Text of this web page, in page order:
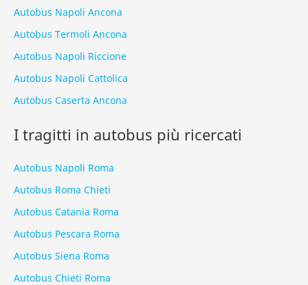
Autobus Napoli Ancona
Autobus Termoli Ancona
Autobus Napoli Riccione
Autobus Napoli Cattolica
Autobus Caserta Ancona
I tragitti in autobus più ricercati
Autobus Napoli Roma
Autobus Roma Chieti
Autobus Catania Roma
Autobus Pescara Roma
Autobus Siena Roma
Autobus Chieti Roma